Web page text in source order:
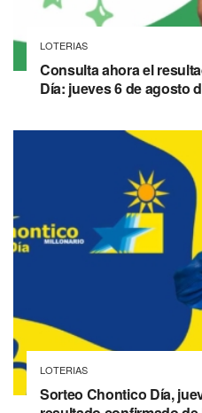
LOTERIAS
Consulta ahora el
Día: jueves 6 de agosto
LOTERIAS
Sorteo Chontico Día,